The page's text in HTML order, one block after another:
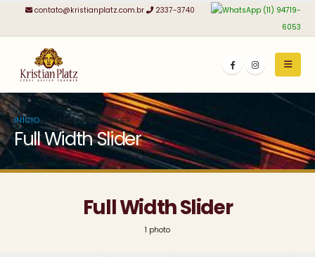
contato@kristianplatz.com.br 2337-3740
(11) 94719-
6053
INÍCIO FULL WIDTH SLIDER
Full Width Slider
Full Width Slider
1 photo